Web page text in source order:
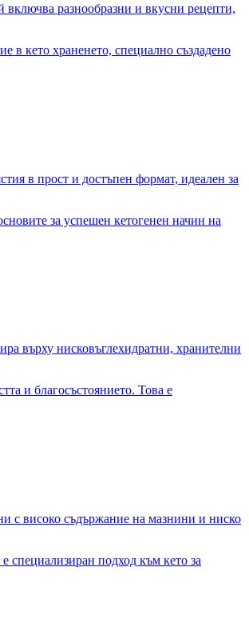
включва разнообразни и вкусни рецепти,
в кето храненето, специално създадено
в прост и достъпен формат, идеален за
за успешен кетогенен начин на
върху нисковъглехидратни, хранителни
и благосъстоянието. Това е
с високо съдържание на мазнини и ниско
специализиран подход към кето за